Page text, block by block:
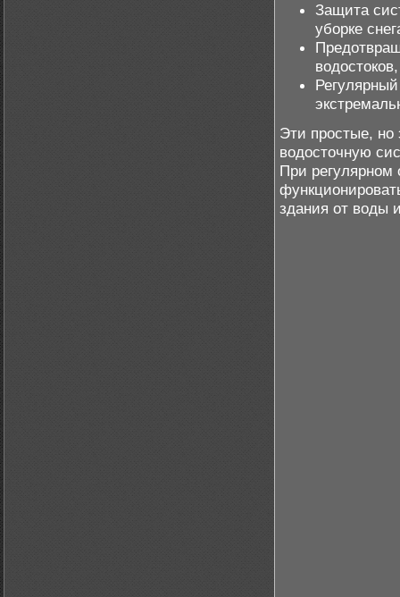
Защита
уборке
Эти простые,
водосточную
При регулярном
здания от воды